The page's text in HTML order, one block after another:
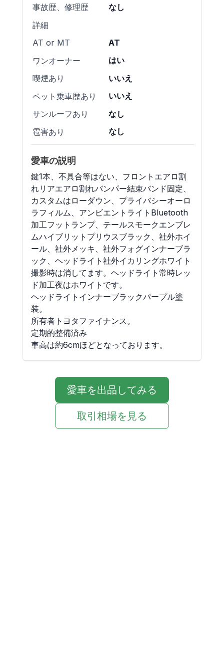
事故歴、修理歴
なし
詳細
AT or MT
AT
ワンオーナー
はい
喫煙あり
いいえ
ペット乗車歴あり
いいえ
サンルーフあり
なし
雹害あり
なし
愛車の説明
鍵1本、不具合等はない、フロントエアロ割
れリアエアロ割れバンパー結束バンド固定、
カスタムはローダウン、プライバシーオーロ
ラフィルム、アンビエントライトBluetooth
加工フットランプ、テールスモークエンブレ
ムハイブリットプリウスブラック、社外ホイ
ール、社外メッキ、社外フォグインナーブラ
ック、ヘッドライト社外イカリングホワイト
撮影時は消してます。ヘッドライト常時レッ
ド加工夜はホワイトです。
ヘッドライトインナーブラックパープル塗
装。
所有者トヨタファイナンス。
定期的整備済み
車高は約6cmほどとなっております。
愛車を出品してみる
取引相場を見る